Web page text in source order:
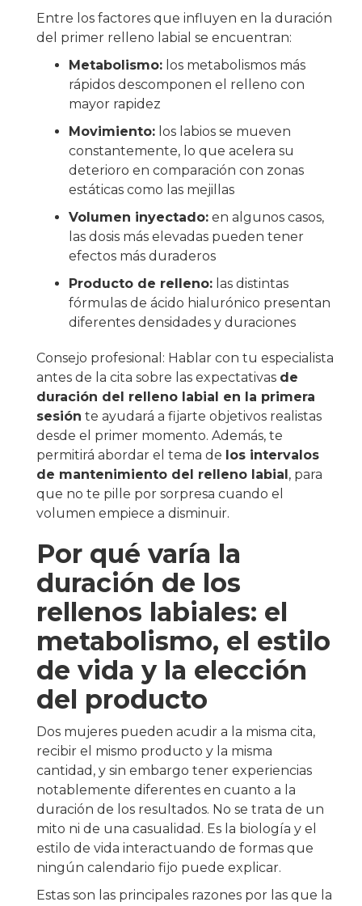
Entre los factores que influyen en la duración
del primer relleno labial se encuentran:
Metabolismo: los metabolismos más
rápidos descomponen el relleno con
mayor rapidez
Movimiento: los labios se mueven
constantemente, lo que acelera su
deterioro en comparación con zonas
estáticas como las mejillas
Volumen inyectado: en algunos casos,
las dosis más elevadas pueden tener
efectos más duraderos
Producto de relleno: las distintas
fórmulas de ácido hialurónico presentan
diferentes densidades y duraciones
Consejo profesional: Hablar con tu especialista
antes de la cita sobre las expectativas de
duración del relleno labial en la primera
sesión te ayudará a fijarte objetivos realistas
desde el primer momento. Además, te
permitirá abordar el tema de los intervalos
de mantenimiento del relleno labial , para
que no te pille por sorpresa cuando el
volumen empiece a disminuir.
Por qué varía la
duración de los
rellenos labiales: el
metabolismo, el estilo
de vida y la elección
del producto
Dos mujeres pueden acudir a la misma cita,
recibir el mismo producto y la misma
cantidad, y sin embargo tener experiencias
notablemente diferentes en cuanto a la
duración de los resultados. No se trata de un
mito ni de una casualidad. Es la biología y el
estilo de vida interactuando de formas que
ningún calendario fijo puede explicar.
Estas son las principales razones por las que la